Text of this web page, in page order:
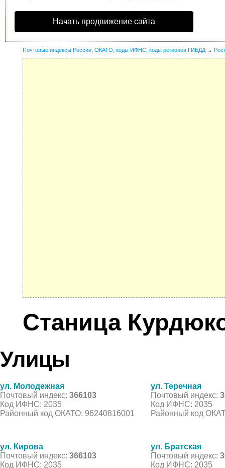
Начать продвижение сайта
Почтовые индексы России, ОКАТО, коды ИФНС, коды регионов ГИБДД →
Станица
Улицы
ул. Молодежная
Почтовый индекс: 366103
Код ИФНС: 2035
Районный код ОКАТО: 96240816001
ул. Теречная
Почтовый индекс:
Код ИФНС: 2035
Районный код
ул. Кирова
Почтовый индекс: 366103
Код ИФНС: 2035
ул. Братская
Почтовый индекс:
Код ИФНС: 2035